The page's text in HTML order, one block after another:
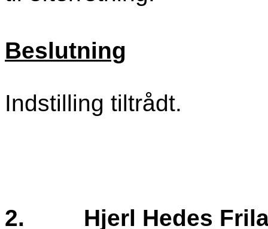
Beslutning
Indstilling tiltrådt.
2. Hjerl Hedes